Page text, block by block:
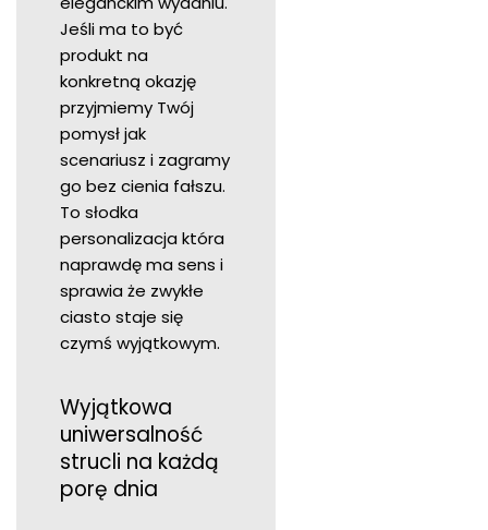
Jeśli ma to być
produkt na
konkretną okazję
przyjmiemy Twój
pomysł jak
scenariusz i zagramy
go bez cienia fałszu.
To słodka
personalizacja która
naprawdę ma sens i
sprawia że zwykłe
ciasto staje się
czymś wyjątkowym.
Wyjątkowa
uniwersalność
strucli na każdą
porę dnia